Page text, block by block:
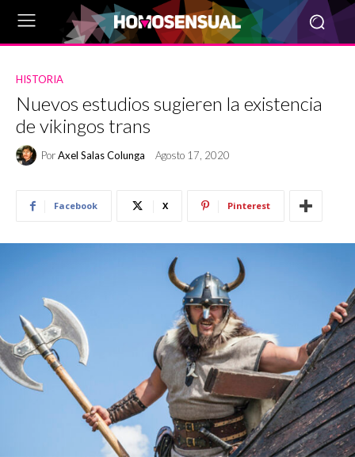
HISTORIA
Nuevos estudios sugieren la existencia
de vikingos trans
PorAxel Salas Colunga Agosto 17, 2020
Facebook X Pinterest